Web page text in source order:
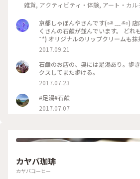
雑貨, アクティビティ・体験, アート・カル
京都しゃぼんやさんです(⌯˃̶᷄ ﹏ ˂̶᷄⌯)
くさんの石鹸が並んでいます。 どれ
˘*) オリジナルのリップクリームも
面白い商品がありますが、ケースが
です☆ 私は抹茶を１つ購入しました
いろも抹茶色ですが、もちろん塗る
ムです(❁ᴗ͈ˬᴗ͈) #日本は美しい #kyoto
2017.09.21
石鹸のお店の、奥には足湯あり。歩
クスしてまた歩ける。
2017.07.23
#足湯#石鹸
2017.07.07
カヤバ珈琲
カヤバコーヒー